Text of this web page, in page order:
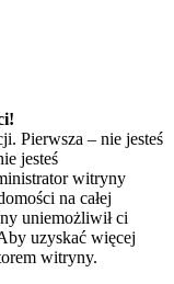
Pierwsza – nie jesteś
jesteś
witryny
na całej
uniemożliwił ci
uzyskać więcej
witryny.